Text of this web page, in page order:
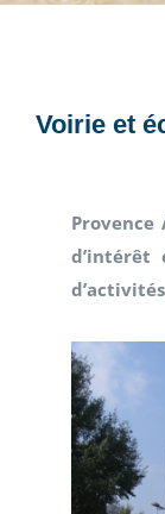
Voirie et
d’intérêt